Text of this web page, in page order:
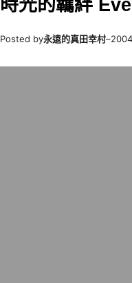
時光的羈絆
Posted by永遠的真田幸村–